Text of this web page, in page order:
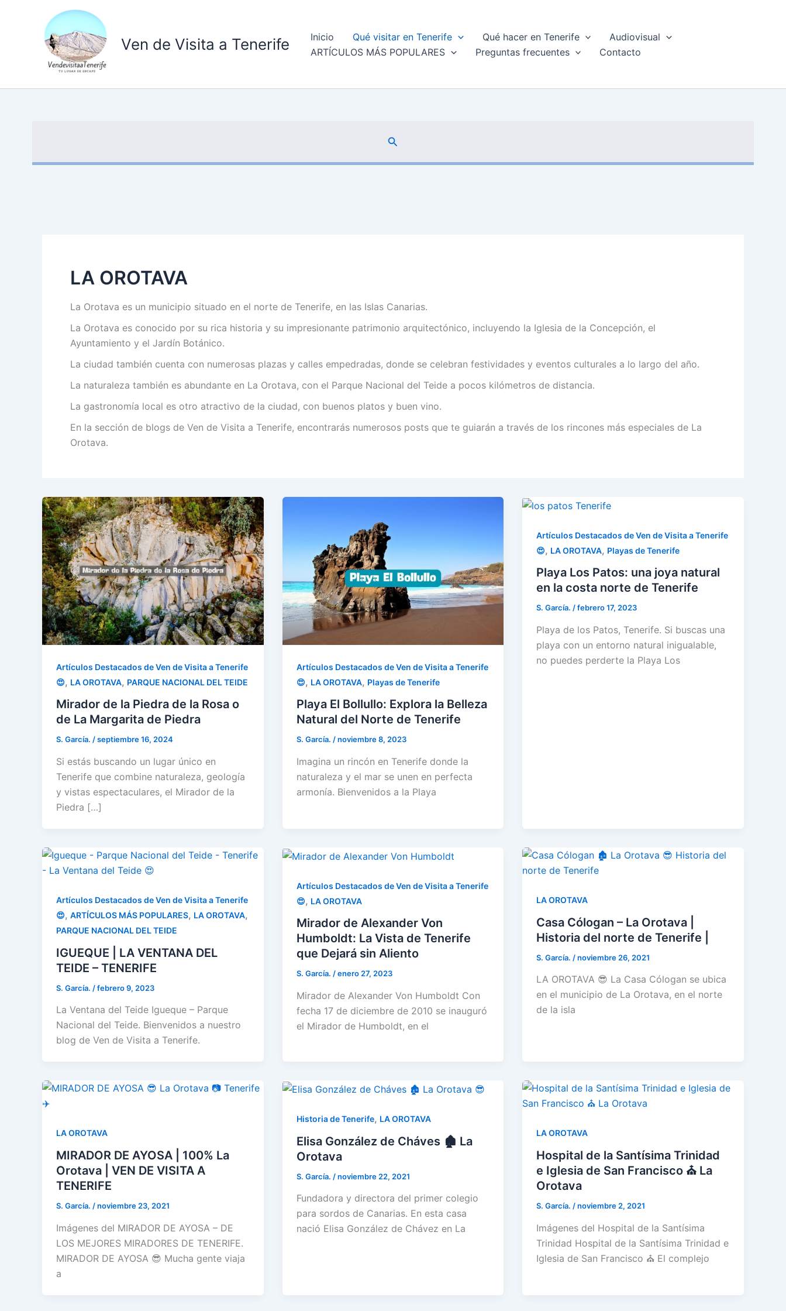
Ven de Visita a Tenerife Inicio Qué visitar en Tenerife Qué hacer en Tenerife
Audiovisual
ARTÍCULOS MÁS POPULARES
Preguntas frecuentes Contacto
Buscar
LA OROTAVA
La Orotava es un municipio situado en el norte de Tenerife, en las Islas Canarias.
La Orotava es conocido por su rica historia y su impresionante patrimonio arquitectónico, incluyendo la Iglesia de la Concepción, el
Ayuntamiento y el Jardín Botánico.
La ciudad también cuenta con numerosas plazas y calles empedradas, donde se celebran festividades y eventos culturales a lo largo del año.
La naturaleza también es abundante en La Orotava, con el Parque Nacional del Teide a pocos kilómetros de distancia.
La gastronomía local es otro atractivo de la ciudad, con buenos platos y buen vino.
En la sección de blogs de Ven de Visita a Tenerife, encontrarás numerosos posts que te guiarán a través de los rincones más especiales de La
Orotava.
Artículos Destacados de Ven de Visita a Tenerife
😍, LA OROTAVA, PARQUE NACIONAL DEL TEIDE
Mirador de la Piedra de la Rosa o
de La Margarita de Piedra
S. García. /septiembre 16, 2024
Si estás buscando un lugar único en
Tenerife que combine naturaleza, geología
y vistas espectaculares, el Mirador de la
Piedra […]
Artículos Destacados de Ven de Visita a Tenerife
😍, LA OROTAVA, Playas de Tenerife
Playa El Bollullo: Explora la Belleza
Natural del Norte de Tenerife
S. García. /noviembre 8, 2023
Imagina un rincón en Tenerife donde la
naturaleza y el mar se unen en perfecta
armonía. Bienvenidos a la Playa
Artículos Destacados de Ven de Visita a Tenerife
😍, LA OROTAVA, Playas de Tenerife
Playa Los Patos: una joya natural
en la costa norte de Tenerife
S. García./febrero 17, 2023
Playa de los Patos, Tenerife. Si buscas una
playa con un entorno natural inigualable,
no puedes perderte la Playa Los
Artículos Destacados de Ven de Visita a Tenerife
😍, ARTÍCULOS MÁS POPULARES, LA OROTAVA,
PARQUE NACIONAL DEL TEIDE
IGUEQUE | LA VENTANA DEL
TEIDE – TENERIFE
S. García. /febrero 9, 2023
La Ventana del Teide Igueque – Parque
Nacional del Teide. Bienvenidos a nuestro
blog de Ven de Visita a Tenerife.
Artículos Destacados de Ven de Visita a Tenerife
😍, LA OROTAVA
Mirador de Alexander Von
Humboldt: La Vista de Tenerife
que Dejará sin Aliento
S. García. /enero 27, 2023
Mirador de Alexander Von Humboldt Con
fecha 17 de diciembre de 2010 se inauguró
el Mirador de Humboldt, en el
LA OROTAVA
Casa Cólogan – La Orotava |
Historia del norte de Tenerife |
S. García. /noviembre 26, 2021
LA OROTAVA 😎 La Casa Cólogan se ubica
en el municipio de La Orotava, en el norte
de la isla
LA OROTAVA
MIRADOR DE AYOSA | 100% La
Orotava | VEN DE VISITA A
TENERIFE
S. García. /noviembre 23, 2021
Imágenes del MIRADOR DE AYOSA – DE
LOS MEJORES MIRADORES DE TENERIFE.
MIRADOR DE AYOSA 😎 Mucha gente viaja
a
Historia de Tenerife, LA OROTAVA
Elisa González de Cháves 🏚️ La
Orotava
S. García. /noviembre 22, 2021
Fundadora y directora del primer colegio
para sordos de Canarias. En esta casa
nació Elisa González de Chávez en La
LA OROTAVA
Hospital de la Santísima Trinidad
e Iglesia de San Francisco ⛪ La
Orotava
S. García. /noviembre 2, 2021
Imágenes del Hospital de la Santísima
Trinidad Hospital de la Santísima Trinidad e
Iglesia de San Francisco ⛪ El complejo